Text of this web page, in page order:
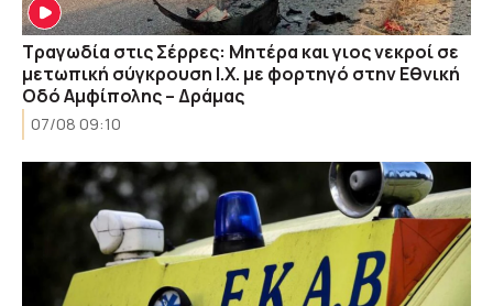
Τραγωδία στις Σέρρες: Μητέρα και γιος νεκροί σε
μετωπική σύγκρουση Ι.Χ. με φορτηγό στην Εθνική
Οδό Αμφίπολης – Δράμας
07/08 09:10